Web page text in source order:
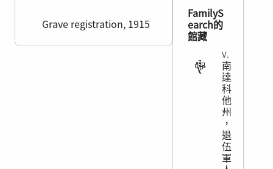
Grave registration, 1915
FamilyS
earch的
館藏
VITAL
南
達
科
他
州
，
退
伍
軍